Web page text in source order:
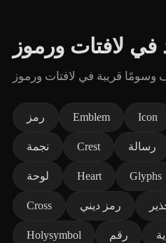
في لافتات ورموز
رمز Emblem Icon
نجمة Crest رسالة
لوحة Heart Glyphs
Cross رمز ديني
Holysymbol رقم